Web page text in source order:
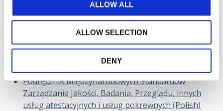
ALLOW ALL
ALLOW SELECTION
DENY
Międzynarodowego Standardu Badania dla badań
sprawozdań finansowych mniej złożonych
jednostek (MSB dla MZJ) oraz Zmian
międzynarodowych wynikających z MSB dla MZJ
Podręcznik Międzynarodowych Standardów
Zarządzania Jakości, Badania, Przeglądu, innych
usług atestacyjnych i usług pokrewnych (Polish)